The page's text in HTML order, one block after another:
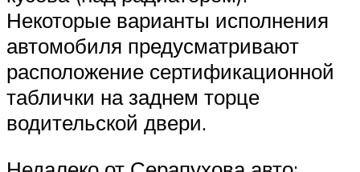
Некоторые варианты исполнения
автомобиля предусматривают
расположение сертификационной
таблички на заднем торце
водительской двери.